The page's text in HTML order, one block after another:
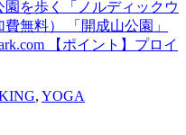
を歩く「ノルディックウ
無料） 「開成山公園」
【ポイント】プロイ
, YOGA